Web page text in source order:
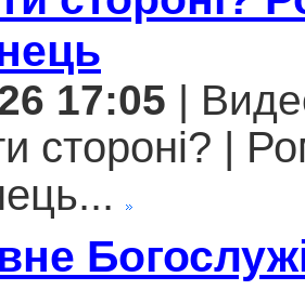
17:05 |
стороні? |